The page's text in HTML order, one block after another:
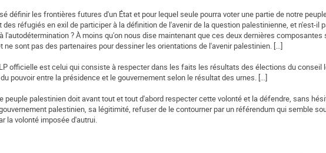
définir les frontières futures d'un État et pour lequel seule pourra voter une partie de notre
réfugiés en exil de participer à la définition de l'avenir de la question palestinienne, et n'est-il
? À moins qu'on nous dise maintenant que ces deux dernières composantes
sont pas des partenaires pour dessiner les orientations de l'avenir palestinien. [...]
officielle est celui qui consiste à respecter dans les faits les résultats des élections du conseil
pouvoir entre la présidence et le gouvernement selon le résultat des urnes. [...]
peuple palestinien doit avant tout et tout d'abord respecter cette volonté et la défendre, sans
palestinien, sa légitimité, refuser de le contourner par un référendum qui semble
la volonté imposée d'autrui.